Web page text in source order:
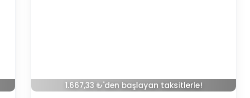
1.667,33 ₺'den başlayan taksitlerle!